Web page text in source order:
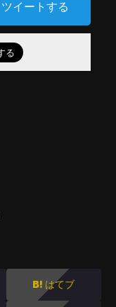
ツイートする
はてブ